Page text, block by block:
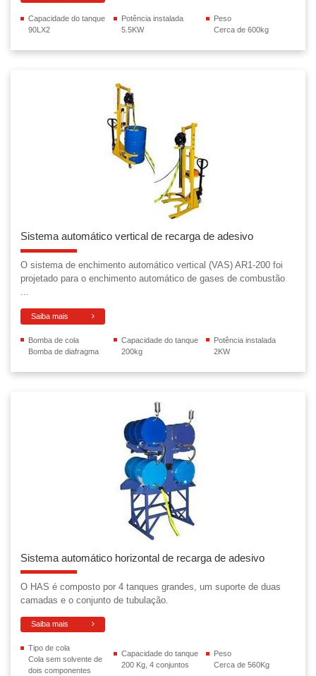
Capacidade do tanque
90LX2
Potência instalada
5.5KW
Peso
Cerca de 600kg
Sistema automático vertical de recarga de adesivo
O sistema de enchimento automático vertical (VAS) AR1-200 foi
projetado para o enchimento automático de gases de combustão
...
Saiba mais
Bomba de cola
Bomba de diafragma
Capacidade do tanque
200kg
Potência instalada
2KW
Sistema automático horizontal de recarga de adesivo
O HAS é composto por 4 tanques grandes, um suporte de duas
camadas e o conjunto de tubulação.
Saiba mais
Tipo de cola
Cola sem solvente de
dois componentes
Capacidade do tanque
200 Kg, 4 conjuntos
Peso
Cerca de 560Kg